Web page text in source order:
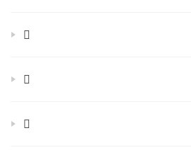
𢁓
𢁥
𢃬